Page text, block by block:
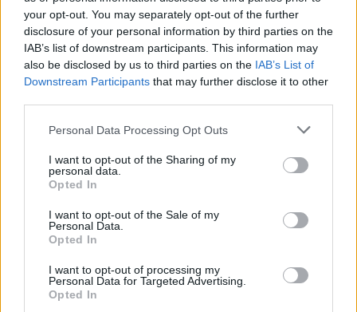
your opt-out. You may separately opt-out of the further
disclosure of your personal information by third parties on the
IAB’s list of downstream participants. This information may
also be disclosed by us to third parties on the IAB’s List of
Downstream Participants that may further disclose it to other
Please note that this website/app uses one or more Google
not limited to your visit or usage behaviour. You may click to
grant or deny consent to Google and its third-party tags to
use your data for below specified purposes in below Google
consent section.
Personal Data Processing Opt Outs
I want to opt-out of the Sharing of my
personal data.
Opted In
I want to opt-out of the Sale of my
Personal Data.
Opted In
I want to opt-out of processing my
Personal Data for Targeted Advertising.
Opted In
March 30, 2026
Winde fegen über Westungarn